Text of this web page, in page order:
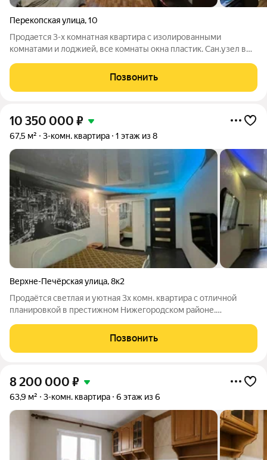
Перекопская улица,10
Продается 3-х комнатная квартира с изолированными
комнатами и лоджией, все комнаты окна пластик. Сан.узел в
инфраструктура: детский сад , школа 182, магазины, аптеки.
Достаточно тихий и зеленый в целом
Позвонить
10 350 000 ₽
67,5 м² 3-комн. квартира 1 этаж из 8
Верхне-Печёрская улица,8к2
Продаётся светлая и уютная 3х комн. квартира с отличной
планировкой в престижном Нижегородском районе.
, площадь: Общая 67,5 кв.м. / Жилая 39 кв.м. / Кухня 9,5 кв.м.
Этаж: 1 из 8 (панельный
Позвонить
8 200 000 ₽
63,9 м² 3-комн. квартира 6 этаж из 6